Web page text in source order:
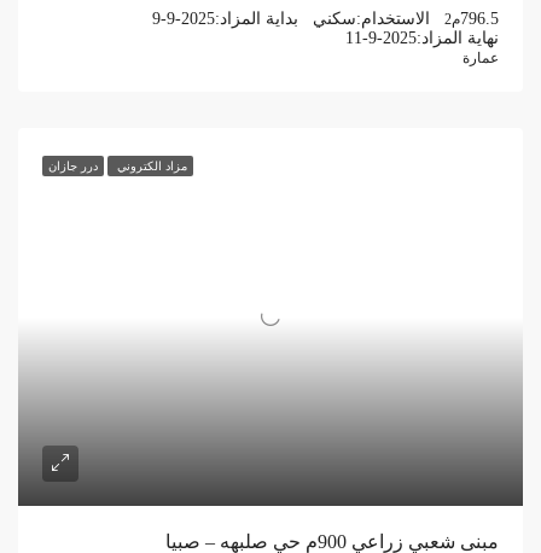
796.5م2 الاستخدام:سكني بداية المزاد:9-9-2025
نهاية المزاد:11-9-2025
عمارة
مزاد الكتروني درر جازان
مبنى شعبي زراعي 900م حي صلبهه – صبيا